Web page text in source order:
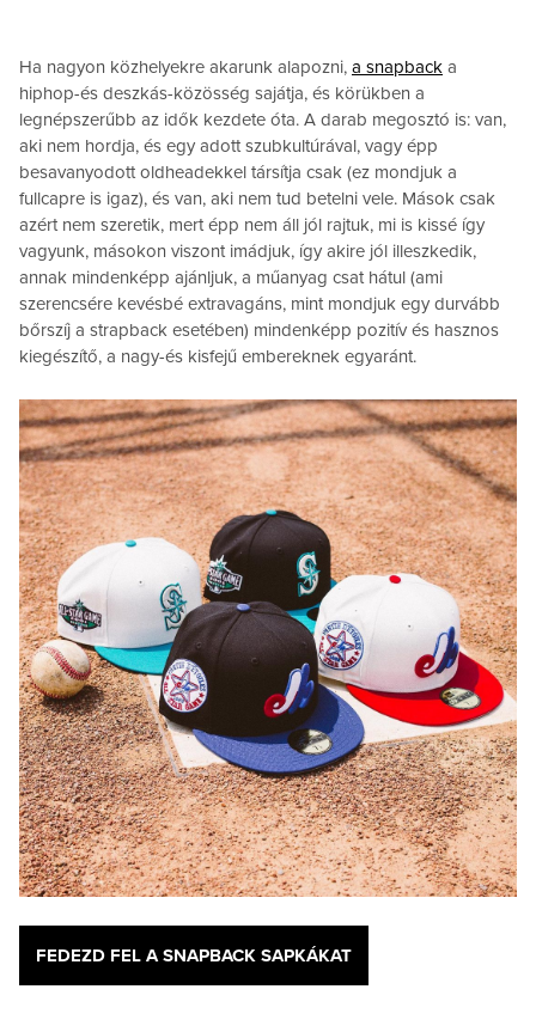
Ha nagyon közhelyekre akarunk alapozni, a snapback a
hiphop-és deszkás-közösség sajátja, és körükben a
legnépszerűbb az idők kezdete óta. A darab megosztó is: van,
aki nem hordja, és egy adott szubkultúrával, vagy épp
besavanyodott oldheadekkel társítja csak (ez mondjuk a
fullcapre is igaz), és van, aki nem tud betelni vele. Mások csak
azért nem szeretik, mert épp nem áll jól rajtuk, mi is kissé így
vagyunk, másokon viszont imádjuk, így akire jól illeszkedik,
annak mindenképp ajánljuk, a műanyag csat hátul (ami
szerencsére kevésbé extravagáns, mint mondjuk egy durvább
bőrszíj a strapback esetében) mindenképp pozitív és hasznos
kiegészítő, a nagy-és kisfejű embereknek egyaránt.
FEDEZD FEL A SNAPBACK SAPKÁKAT